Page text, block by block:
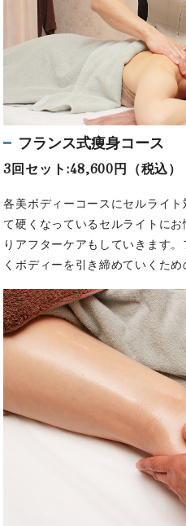
フランス式痩身コース
3回セット:48,600円（税込）
各美ボディーコースにセルライ
て硬くなっているセルライトに
りアフターケアもしていきます
くボディーを引き締めていくため